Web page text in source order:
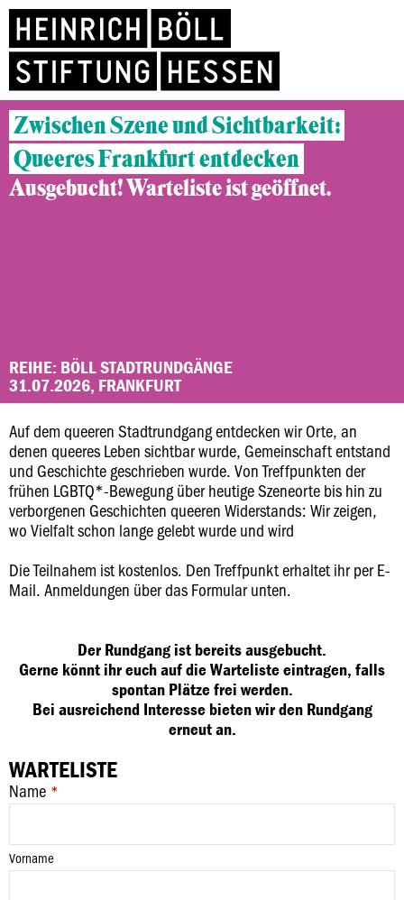
Zwischen Szene und Sichtbarkeit:
Queeres Frankfurt entdecken
Ausgebucht! Warteliste ist geöffnet.
REIHE: BÖLL STADTRUNDGÄNGE
31.07.2026, FRANKFURT
Auf dem queeren Stadtrundgang entdecken wir Orte, an
denen queeres Leben sichtbar wurde, Gemeinschaft entstand
und Geschichte geschrieben wurde. Von Treffpunkten der
frühen LGBTQ*-Bewegung über heutige Szeneorte bis hin zu
verborgenen Geschichten queeren Widerstands: Wir zeigen,
wo Vielfalt schon lange gelebt wurde und wird
Die Teilnahem ist kostenlos. Den Treffpunkt erhaltet ihr per E-
Mail. Anmeldungen über das Formular unten.
Der Rundgang ist bereits ausgebucht.
Gerne könnt ihr euch auf die Warteliste eintragen, falls
spontan Plätze frei werden.
Bei ausreichend Interesse bieten wir den Rundgang
erneut an.
WARTELISTE
Name *
Vorname